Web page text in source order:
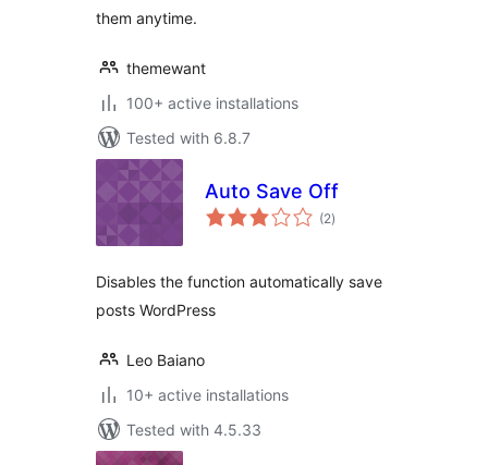
them anytime.
themewant
100+ active installations
Tested with 6.8.7
Auto Save Off
(2total
ratings
)
Disables the function automatically save
posts WordPress
Leo Baiano
10+ active installations
Tested with 4.5.33